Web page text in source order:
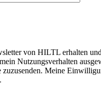
von HILTL erhalten
Nutzungsverhalten
zuzusenden. Meine